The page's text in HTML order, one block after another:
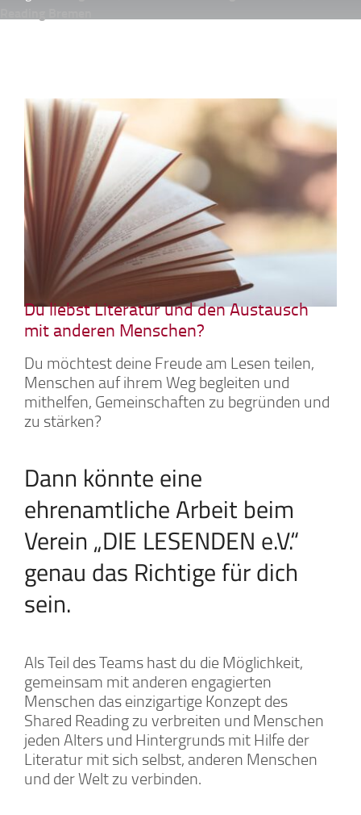
Du liebst Literatur und den Austausch
mit anderen Menschen?
Du möchtest deine Freude am Lesen teilen,
Menschen auf ihrem Weg begleiten und
mithelfen, Gemeinschaften zu begründen und
zu stärken?
Dann könnte eine
ehrenamtliche Arbeit beim
Verein „DIE LESENDEN e.V.“
genau das Richtige für dich
sein.
Als Teil des Teams hast du die Möglichkeit,
gemeinsam mit anderen engagierten
Menschen das einzigartige Konzept des
Shared Reading zu verbreiten und Menschen
jeden Alters und Hintergrunds mit Hilfe der
Literatur mit sich selbst, anderen Menschen
und der Welt zu verbinden.